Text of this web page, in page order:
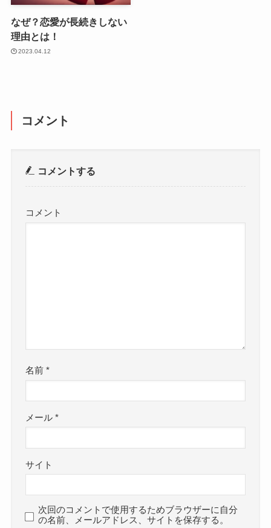
なぜ？恋愛が長続きしない
理由とは！
2023.04.12
コメント
コメントする
コメント
名前*
メール*
サイト
次回のコメントで使用するためブラウザーに自分
の名前、メールアドレス、サイトを保存する。